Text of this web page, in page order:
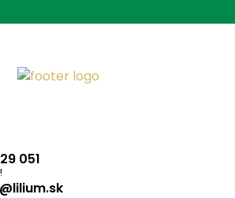
tehotenstve
051